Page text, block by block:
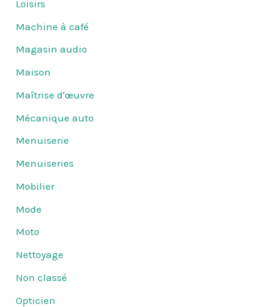
Loisirs
Machine à café
Magasin audio
Maison
Maîtrise d'œuvre
Mécanique auto
Menuiserie
Menuiseries
Mobilier
Mode
Moto
Nettoyage
Non classé
Opticien